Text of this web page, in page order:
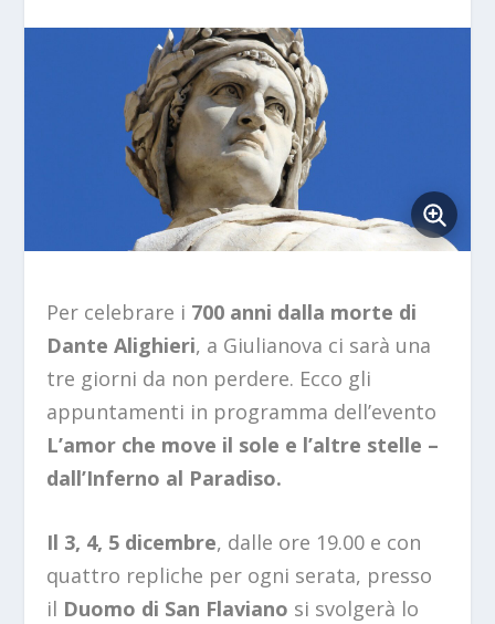
Per celebrare i 700 anni dalla morte di
Dante Alighieri, a Giulianova ci sarà una
tre giorni da non perdere. Ecco gli
appuntamenti in programma dell’evento
L’amor che move il sole e l’altre stelle –
dall’Inferno al Paradiso.
Il 3, 4, 5 dicembre, dalle ore 19.00 e con
quattro repliche per ogni serata, presso
il Duomo di San Flaviano si svolgerà lo